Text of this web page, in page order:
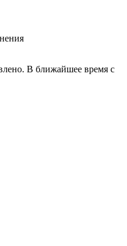
В ближайшее время с